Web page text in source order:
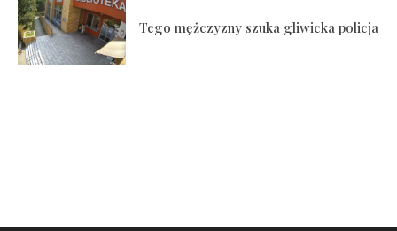
Tego mężczyzny szuka gliwicka policja